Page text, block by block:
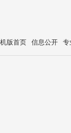
版首页 信息公开 专